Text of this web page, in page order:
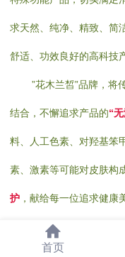
求天然、纯净、精致、简
舒适、功效良好的高科技
”花木兰皙”品牌，将
结合，不懈追求产品的“
料、人工色素、对羟基笨
素、激素等可能对皮肤构
护 ，献给每一位追求健
尚佳人以优质产品。
首页